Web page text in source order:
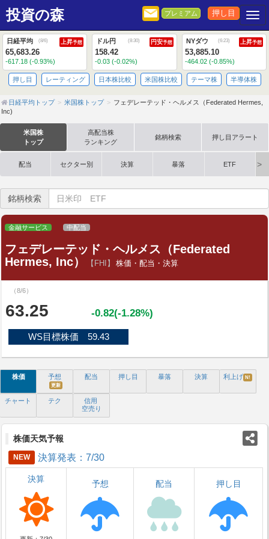
投資の森 プレミアム 押し目
日経平均 (8/6) 上昇予想
65,683.26
-617.18 (-0.93%)
ドル円 (8:30) 円安予想
158.42
-0.03 (-0.02%)
NYダウ (6:23) 上昇予想
53,885.10
-464.02 (-0.85%)
押し目 レーティング 日本株比較 米国株比較 テーマ株 半導体株
日経平均トップ 米国株トップ
フェデレーテッド・ヘルメス（Federated Hermes,
Inc)
米国株
トップ
高配当株
ランキング
銘柄検索 押し目アラート
配当 セクター別 決算 暴落 ETF
銘柄検索
金融サービス 中配当
フェデレーテッド・ヘルメス（Federated
Hermes, Inc）
【FHI】 株価・配当・決算
（8/6）
63.25 -0.82(-1.28%)
WS目標株価 59.43
株価 予想
更新
配当 押し目 暴落 決算 利上げ N!
チャート テク
信用
空売り
株価天気予報
NEW 決算発表：7/30
決算 予想 配当 押し目